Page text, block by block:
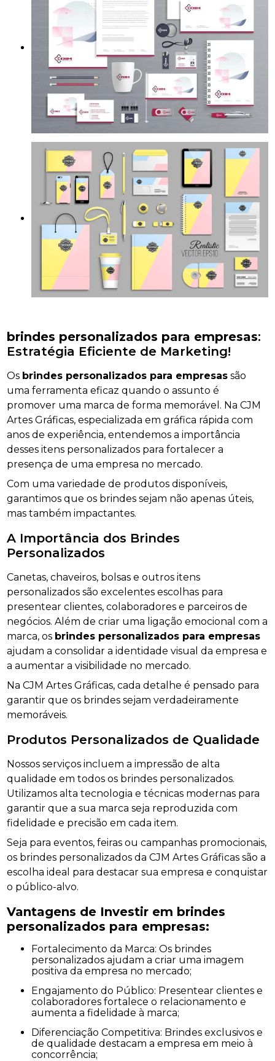
brindes personalizados para empresas:
Estratégia Eficiente de Marketing!
Os brindes personalizados para empresas são
uma ferramenta eficaz quando o assunto é
promover uma marca de forma memorável. Na CJM
Artes Gráficas, especializada em gráfica rápida com
anos de experiência, entendemos a importância
desses itens personalizados para fortalecer a
presença de uma empresa no mercado.
Com uma variedade de produtos disponíveis,
garantimos que os brindes sejam não apenas úteis,
mas também impactantes.
A Importância dos Brindes
Personalizados
Canetas, chaveiros, bolsas e outros itens
personalizados são excelentes escolhas para
presentear clientes, colaboradores e parceiros de
negócios. Além de criar uma ligação emocional com a
marca, os brindes personalizados para empresas
ajudam a consolidar a identidade visual da empresa e
a aumentar a visibilidade no mercado.
Na CJM Artes Gráficas, cada detalhe é pensado para
garantir que os brindes sejam verdadeiramente
memoráveis.
Produtos Personalizados de Qualidade
Nossos serviços incluem a impressão de alta
qualidade em todos os brindes personalizados.
Utilizamos alta tecnologia e técnicas modernas para
garantir que a sua marca seja reproduzida com
fidelidade e precisão em cada item.
Seja para eventos, feiras ou campanhas promocionais,
os brindes personalizados da CJM Artes Gráficas são a
escolha ideal para destacar sua empresa e conquistar
o público-alvo.
Vantagens de Investir em brindes
personalizados para empresas:
Fortalecimento da Marca: Os brindes
personalizados ajudam a criar uma imagem
positiva da empresa no mercado;
Engajamento do Público: Presentear clientes e
colaboradores fortalece o relacionamento e
aumenta a fidelidade à marca;
Diferenciação Competitiva: Brindes exclusivos e
de qualidade destacam a empresa em meio à
concorrência;